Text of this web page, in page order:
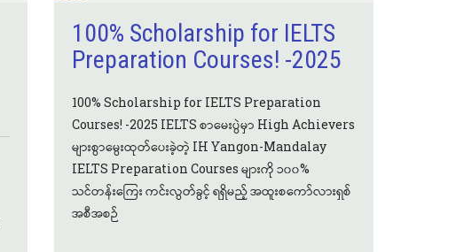
100% Scholarship for IELTS
Preparation Courses! -2025
100% Scholarship for IELTS Preparation
Courses! -2025 IELTS စာမေးပွဲမှာ High Achievers
များစွာမွေးထုတ်ပေးခဲ့တဲ့ IH Yangon-Mandalay
IELTS Preparation Courses များကို ၁၀၀%
သင်တန်းကြေး ကင်းလွတ်ခွင့် ရရှိမည့် အထူးစကော်လားရှစ်
အစီအစဉ်